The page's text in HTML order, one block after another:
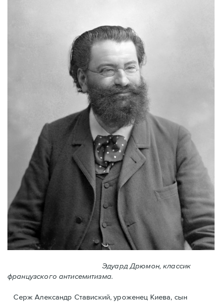
Эдуард Дрюмон, классик
французского антисемитизма.
Серж Александр Ставиский, уроженец Киева, сын